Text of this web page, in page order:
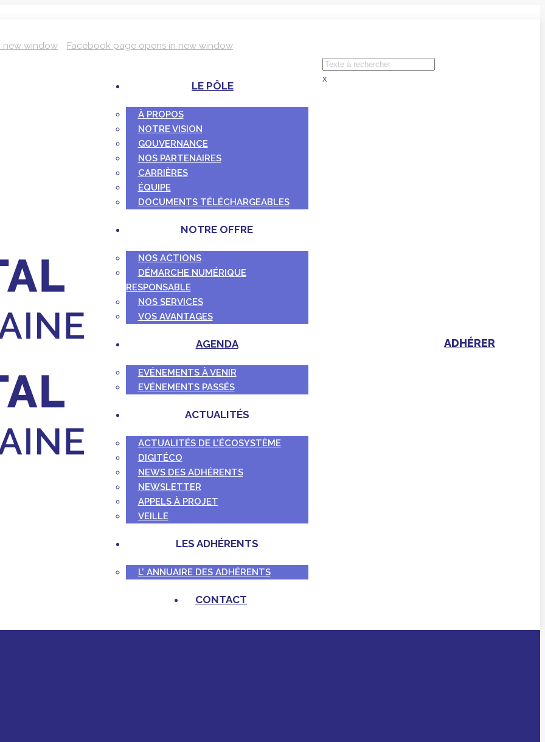
new window Facebook page opens in new window
LE PÔLE
À PROPOS
NOTRE VISION
GOUVERNANCE
NOS PARTENAIRES
CARRIÈRES
ÉQUIPE
DOCUMENTS TÉLÉCHARGEABLES
NOTRE OFFRE
NOS ACTIONS
DÉMARCHE NUMÉRIQUE
RESPONSABLE
NOS SERVICES
VOS AVANTAGES
AGENDA
EVÉNEMENTS À VENIR
EVÉNEMENTS PASSÉS
ACTUALITÉS
ACTUALITÉS DE L’ÉCOSYSTÈME
DIGITÉCO
NEWS DES ADHÉRENTS
NEWSLETTER
APPELS À PROJET
VEILLE
LES ADHÉRENTS
L’ ANNUAIRE DES ADHÉRENTS
CONTACT
x
ADHÉRER